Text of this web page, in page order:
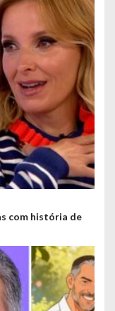
com história de